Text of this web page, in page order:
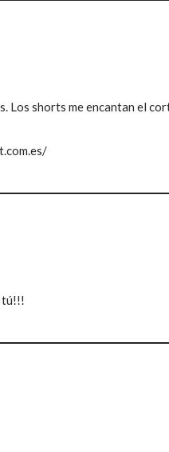
Los shorts me encantan el
tú!!!